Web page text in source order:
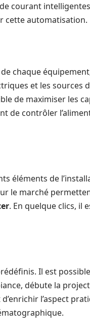
courant
cette automatisation.
chaque
et les sources
de maximiser les
de contrôler
éléments de
le marché
. En quelque clics, il
Il est
débute la
l’aspect